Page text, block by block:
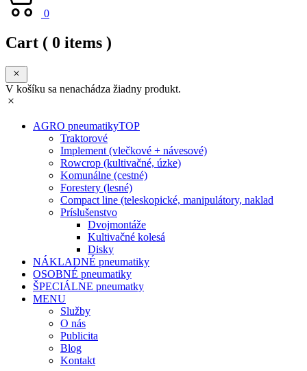
0
Cart ( 0 items )
V košíku sa nenachádza žiadny produkt.
AGRO pneumatikyTOP
Traktorové
Implement (vlečkové + návesové)
Rowcrop (kultivačné, úzke)
Komunálne (cestné)
Forestery (lesné)
Compact line (teleskopické, manipulátory, naklad
Príslušenstvo
Dvojmontáže
Kultivačné kolesá
Disky
NÁKLADNÉ pneumatiky
OSOBNÉ pneumatiky
ŠPECIÁLNE pneumatky
MENU
Služby
O nás
Publicita
Blog
Kontakt